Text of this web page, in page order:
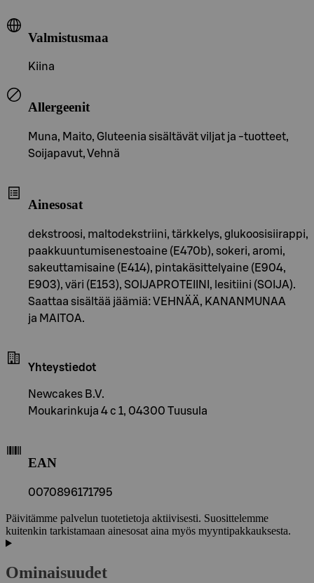
Valmistusmaa
Kiina
Allergeenit
Muna, Maito, Gluteenia sisältävät viljat ja -tuotteet,
Soijapavut, Vehnä
Ainesosat
dekstroosi, maltodekstriini, tärkkelys, glukoosisiirappi,
paakkuuntumisenestoaine (E470b), sokeri, aromi,
sakeuttamisaine (E414), pintakäsittelyaine (E904,
E903), väri (E153), SOIJAPROTEIINI, lesitiini (SOIJA).
Saattaa sisältää jäämiä: VEHNÄÄ, KANANMUNAA
ja MAITOA.
Yhteystiedot
Newcakes B.V.
Moukarinkuja 4 c 1, 04300 Tuusula
EAN
0070896171795
Päivitämme palvelun tuotetietoja aktiivisesti. Suosittelemme
kuitenkin tarkistamaan ainesosat aina myös myyntipakkauksesta.
Ominaisuudet